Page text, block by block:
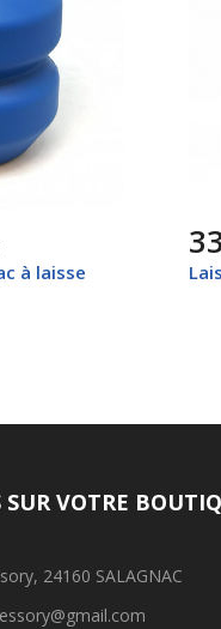
à laisse
VOTRE
24160 SALAGNAC